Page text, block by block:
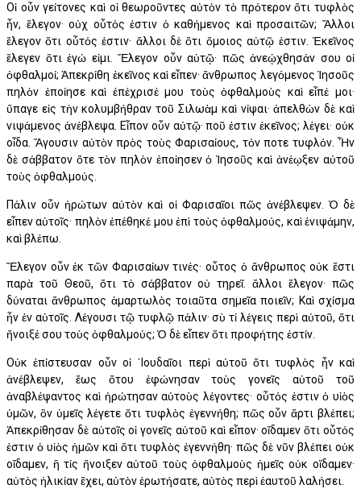
Οἱ οὖν γείτονες καὶ οἱ θεωροῦντες αὐτὸν τὸ πρότερον ὅτι τυφλὸς
ἦν, ἔλεγον· οὐχ οὗτός ἐστιν ὁ καθήμενος καὶ προσαιτῶν; Ἄλλοι
ἔλεγον ὅτι οὗτός ἐστιν· ἄλλοι δὲ ὅτι ὅμοιος αὐτῷ ἐστιν. Ἐκεῖνος
ἔλεγεν ὅτι ἐγώ εἰμι. Ἔλεγον οὖν αὐτῷ· πῶς ἀνεῴχθησάν σου οἱ
ὀφθαλμοί; Ἀπεκρίθη ἐκεῖνος καὶ εἶπεν· ἄνθρωπος λεγόμενος Ἰησοῦς
πηλὸν ἐποίησε καὶ ἐπέχρισέ μου τοὺς ὀφθαλμοὺς καὶ εἶπέ μοι·
ὕπαγε εἰς τὴν κολυμβήθραν τοῦ Σιλωὰμ καὶ νίψαι· ἀπελθὼν δὲ καὶ
νιψάμενος ἀνέβλεψα. Εἶπον οὖν αὐτῷ· ποῦ ἐστιν ἐκεῖνος; λέγει· οὐκ
οἶδα. Ἄγουσιν αὐτὸν πρὸς τοὺς Φαρισαίους, τόν ποτε τυφλόν. Ἦν
δὲ σάββατον ὅτε τὸν πηλὸν ἐποίησεν ὁ Ἰησοῦς καὶ ἀνέῳξεν αὐτοῦ
τοὺς ὀφθαλμούς.
Πάλιν οὖν ἠρώτων αὐτὸν καὶ οἱ Φαρισαῖοι πῶς ἀνέβλεψεν. Ὁ δὲ
εἶπεν αὐτοῖς· πηλὸν ἐπέθηκέ μου ἐπὶ τοὺς ὀφθαλμούς, καὶ ἐνιψάμην,
καὶ βλέπω.
Ἔλεγον οὖν ἐκ τῶν Φαρισαίων τινές· οὗτος ὁ ἄνθρωπος οὐκ ἔστι
παρὰ τοῦ Θεοῦ, ὅτι τὸ σάββατον οὐ τηρεῖ. ἄλλοι ἔλεγον· πῶς
δύναται ἄνθρωπος ἁμαρτωλὸς τοιαῦτα σημεῖα ποιεῖν; Καὶ σχίσμα
ἦν ἐν αὐτοῖς. Λέγουσι τῷ τυφλῷ πάλιν· σὺ τί λέγεις περὶ αὐτοῦ, ὅτι
ἤνοιξέ σου τοὺς ὀφθαλμούς; Ὁ δὲ εἶπεν ὅτι προφήτης ἐστίν.
Οὐκ ἐπίστευσαν οὖν οἱ ᾿Ιουδαῖοι περὶ αὐτοῦ ὅτι τυφλὸς ἦν καὶ
ἀνέβλεψεν, ἕως ὅτου ἐφώνησαν τοὺς γονεῖς αὐτοῦ τοῦ
ἀναβλέψαντος καὶ ἠρώτησαν αὐτοὺς λέγοντες· οὗτός ἐστιν ὁ υἱὸς
ὑμῶν, ὃν ὑμεῖς λέγετε ὅτι τυφλὸς ἐγεννήθη; πῶς οὖν ἄρτι βλέπει;
Ἀπεκρίθησαν δὲ αὐτοῖς οἱ γονεῖς αὐτοῦ καὶ εἶπον· οἴδαμεν ὅτι οὗτός
ἐστιν ὁ υἱὸς ἡμῶν καὶ ὅτι τυφλὸς ἐγεννήθη· πῶς δὲ νῦν βλέπει οὐκ
οἴδαμεν, ἢ τίς ἤνοιξεν αὐτοῦ τοὺς ὀφθαλμοὺς ἡμεῖς οὐκ οἴδαμεν·
αὐτὸς ἡλικίαν ἔχει, αὐτὸν ἐρωτήσατε, αὐτὸς περὶ ἑαυτοῦ λαλήσει.